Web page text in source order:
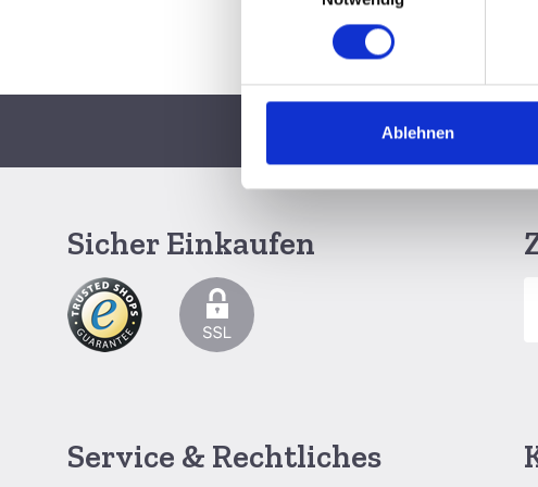
Ablehnen
Schnelle Lieferung per DHL
Sicher Einkaufen
Service & Rechtliches